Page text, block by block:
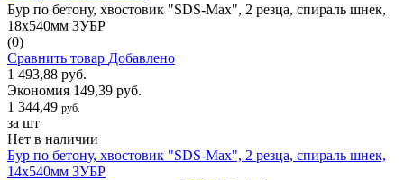
Бур по бетону, хвостовик "SDS-Max", 2 резца, спираль шнек,
18х540мм ЗУБР
(0)
Сравнить товар Добавлено
1 493,88 руб.
Экономия 149,39 руб.
1 344,49 руб.
за шт
Нет в наличии
Бур по бетону, хвостовик "SDS-Max", 2 резца, спираль шнек,
14х540мм ЗУБР